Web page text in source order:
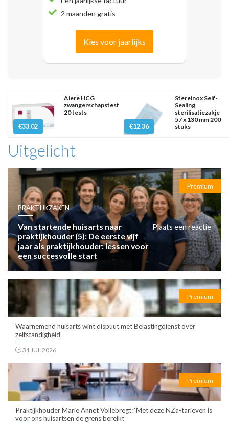
2 maanden gratis
Kies voor jaarlijks
€33.02
Alere HCG
zwangerschapstest
20 tests
€12.36
Stereinox Self-
Sealing
sterilisatiezakje
57 x 130 mm 200
stuks
Uitgelicht
Premium
PRAKTIJKZAKEN
Van startende huisarts naar
praktijkhouder (5): De eerste vijf
jaar als praktijkhouder: lessen voor
een succesvolle start
Plaats een reactie
Premium
Waarnemend huisarts wint dispuut met Belastingdienst over
zelfstandigheid
31 JUL 2026
Premium
Praktijkhouder Marie Annet Vollebregt: ‘Met deze NZa-tarieven is
voor ons huisartsen de grens bereikt’